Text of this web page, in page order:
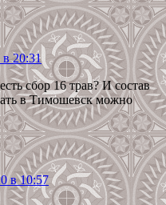
в 20:31
сбор 16 трав? И состав
в Тимошевск можно
в 10:57